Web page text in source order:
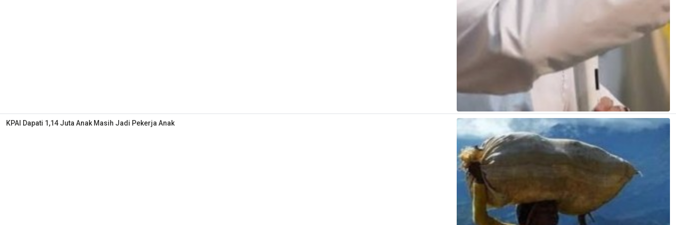
KPAI Dapati 1,14 Juta Anak Masih Jadi Pekerja Anak